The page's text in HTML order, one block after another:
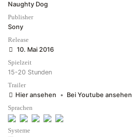
Naughty Dog
Publisher
Sony
Release
10. Mai 2016
Spielzeit
15-20 Stunden
Trailer
Hier ansehen • Bei Youtube ansehen
Sprachen
Systeme